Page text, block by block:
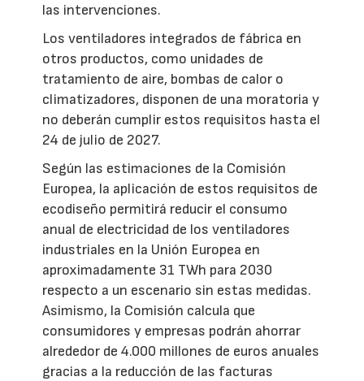
las intervenciones.
Los ventiladores integrados de fábrica en
otros productos, como unidades de
tratamiento de aire, bombas de calor o
climatizadores, disponen de una moratoria y
no deberán cumplir estos requisitos hasta el
24 de julio de 2027.
Según las estimaciones de la Comisión
Europea, la aplicación de estos requisitos de
ecodiseño permitirá reducir el consumo
anual de electricidad de los ventiladores
industriales en la Unión Europea en
aproximadamente 31 TWh para 2030
respecto a un escenario sin estas medidas.
Asimismo, la Comisión calcula que
consumidores y empresas podrán ahorrar
alrededor de 4.000 millones de euros anuales
gracias a la reducción de las facturas